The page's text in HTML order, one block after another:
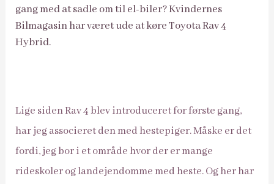
gang med at sadle om til el-biler? Kvindernes
Bilmagasin har været ude at køre Toyota Rav 4
Hybrid.
Lige siden Rav 4 blev introduceret for første gang,
har jeg associeret den med hestepiger. Måske er det
fordi, jeg bor i et område hvor der er mange
rideskoler og landejendomme med heste. Og her har